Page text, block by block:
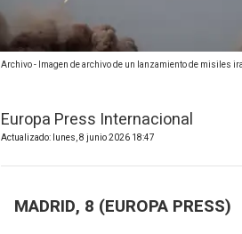
Archivo - Imagen de archivo de un lanzamiento de misiles
Europa Press Internacional
Actualizado: lunes, 8 junio 2026 18:47
MADRID, 8 (EUROPA PRESS)